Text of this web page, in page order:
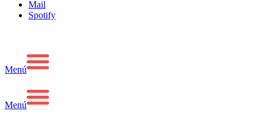
Mail
Spotify
Menú
Menú